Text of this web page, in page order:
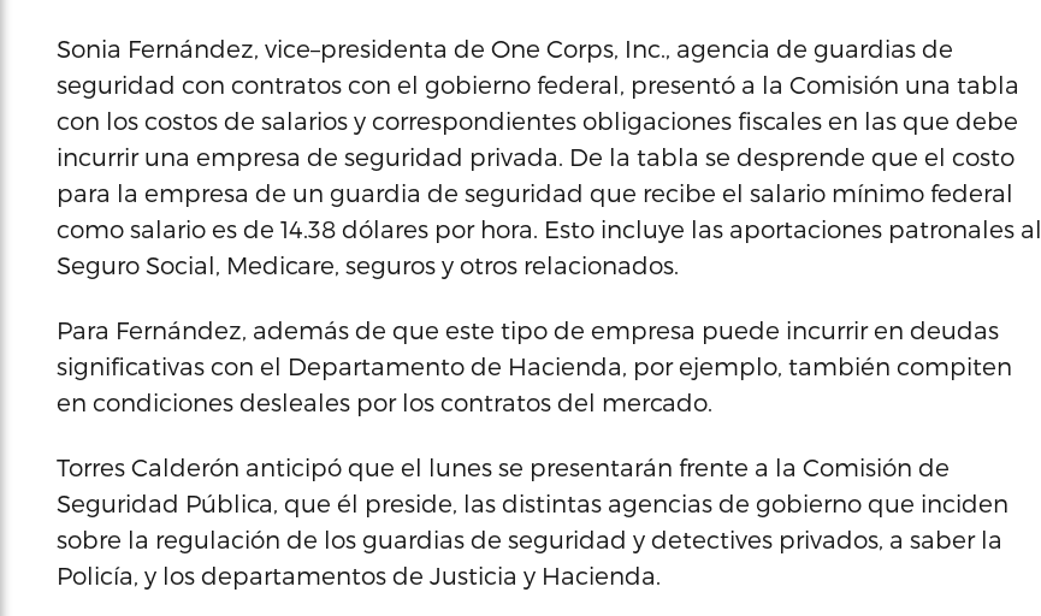
Sonia Fernández, vice–presidenta de One Corps, Inc., agencia de guardias de
seguridad con contratos con el gobierno federal, presentó a la Comisión una tabla
con los costos de salarios y correspondientes obligaciones fiscales en las que debe
incurrir una empresa de seguridad privada. De la tabla se desprende que el costo
para la empresa de un guardia de seguridad que recibe el salario mínimo federal
como salario es de 14.38 dólares por hora. Esto incluye las aportaciones patronales al
Seguro Social, Medicare, seguros y otros relacionados.
Para Fernández, además de que este tipo de empresa puede incurrir en deudas
significativas con el Departamento de Hacienda, por ejemplo, también compiten
en condiciones desleales por los contratos del mercado.
Torres Calderón anticipó que el lunes se presentarán frente a la Comisión de
Seguridad Pública, que él preside, las distintas agencias de gobierno que inciden
sobre la regulación de los guardias de seguridad y detectives privados, a saber la
Policía, y los departamentos de Justicia y Hacienda.